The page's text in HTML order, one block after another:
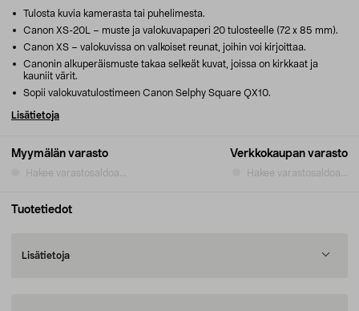
Myymälän varasto
Hakee varastosaldoa...
Verkkokaupan varasto
Hakee varastosaldoa...
Tulosta kuvia kamerasta tai puhelimesta.
Canon XS-20L – muste ja valokuvapaperi 20 tulosteelle (72 x 85 mm).
Canon XS – valokuvissa on valkoiset reunat, joihin voi kirjoittaa.
Canonin alkuperäismuste takaa selkeät kuvat, joissa on kirkkaat ja
kauniit värit.
Sopii valokuvatulostimeen Canon Selphy Square QX10.
Lisätietoja
Tuotetiedot
Lisätietoja